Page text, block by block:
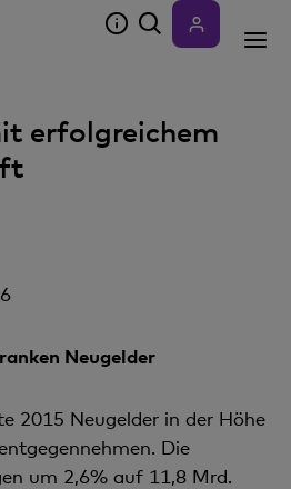
erfolgreichem
Neugelder
2015 Neugelder in der Höhe
Die
um 2,6% auf 11,8 Mrd.